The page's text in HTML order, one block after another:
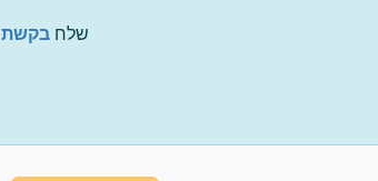
שלח בקשת